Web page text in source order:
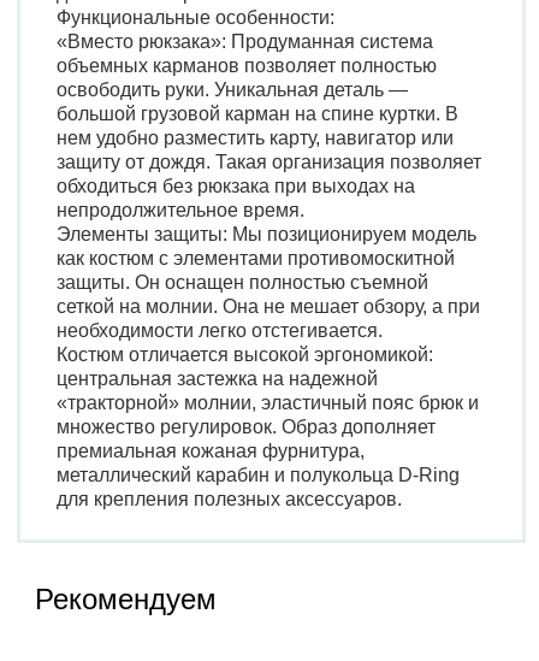
Функциональные особенности:
«Вместо рюкзака»: Продуманная система
объемных карманов позволяет полностью
освободить руки. Уникальная деталь —
большой грузовой карман на спине куртки. В
нем удобно разместить карту, навигатор или
защиту от дождя. Такая организация позволяет
обходиться без рюкзака при выходах на
непродолжительное время.
Элементы защиты: Мы позиционируем модель
как костюм с элементами противомоскитной
защиты. Он оснащен полностью съемной
сеткой на молнии. Она не мешает обзору, а при
необходимости легко отстегивается.
Костюм отличается высокой эргономикой:
центральная застежка на надежной
«тракторной» молнии, эластичный пояс брюк и
множество регулировок. Образ дополняет
премиальная кожаная фурнитура,
металлический карабин и полукольца D-Ring
для крепления полезных аксессуаров.
Рекомендуем